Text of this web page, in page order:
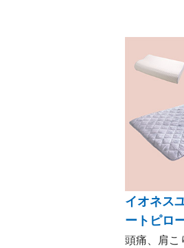
イオネス
ートピロ
頭痛、肩こ